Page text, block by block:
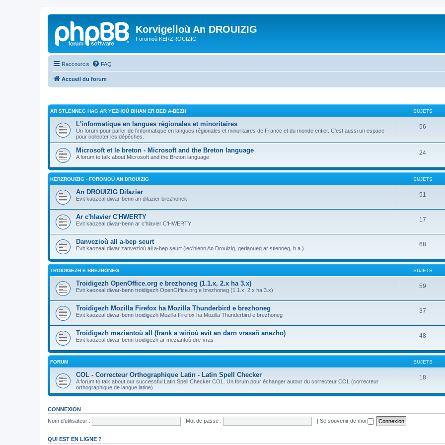
Korvigelloù An DROUIZIG
Foromoù KERZROUIZIG
Raccourcis FAQ
Accueil du forum
AR STLENNEG HAG AR YEZHOÙ BIHAN ER BED A-BEZH SUJETS
L'informatique en langues régionales et minoritaires
Un forum pour parler de l'informatique en langues régionales et minoritaires de France et du monde entier. C'est aussi un espace
pour collecter les dépêches.
56
Microsoft et le breton - Microsoft and the Breton language
A forum to talk about Microsoft and the Breton language
24
KERZROUIZIG - FOROMOÙ AN DROUIZIG SUJETS
An DROUIZIG Difazier
Evit kaozeal diwar-benn an difazier brezhonek
51
Ar c'hlavier C'HWERTY
Evit kaozeal diwar-benn ar c'hlavier C'HWERTY
17
Danvezioù all a-bep seurt
Evit kaozeal diwar zanvezioù all a-bep seurt (lec'hienn An Drouizig, geriaoueg ar stlenneg, h.a.)
68
TROIDIGEZH E BREZHONEG SUJETS
Troidigezh OpenOffice.org e brezhoneg (1.1.x, 2.x ha 3.x)
Evit kaozeal diwar-benn troidigezh OpenOffice.org e brezhoneg (1.1.x, 2.x ha 3.x)
59
Troidigezh Mozilla Firefox ha Mozilla Thunderbird e brezhoneg
Evit kaozeal diwar-benn troidigezh Mozilla Firefox ha Mozilla Thunderbird e brezhoneg
37
Troidigezh meziantoù all (frank a wirioù evit an darn vrasañ anezho)
Evit kaozeal diwar-benn troidigezh ar meziantoù dre-vras
48
FORUM SUJETS
COL - Correcteur Orthographique Latin - Latin Spell Checker
A forum to talk about our successful Latin Spell Checker COL. Un forum pour échanger autour du correcteur COL (correcteur
orthographique de langue latine).
18
CONNEXION
Nom d’utilisateur :
Mot de passe : | Se souvenir de moi
QUI EST EN LIGNE ?